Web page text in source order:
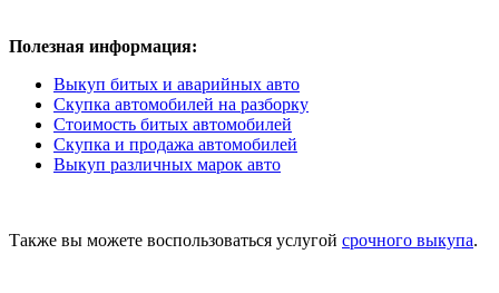
Полезная информация:
Выкуп битых и аварийных авто
Скупка автомобилей на разборку
Стоимость битых автомобилей
Скупка и продажа автомобилей
Выкуп различных марок авто
Также вы можете воспользоваться услугой срочного выкупа.